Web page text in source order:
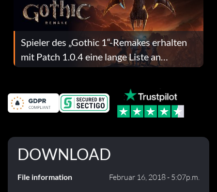
Spieler des „Gothic 1“-Remakes erhalten
mit Patch 1.0.4 eine lange Liste an
Fehlerbehebungen
DOWNLOAD
File information Februar 16, 2018 - 5:07p.m.